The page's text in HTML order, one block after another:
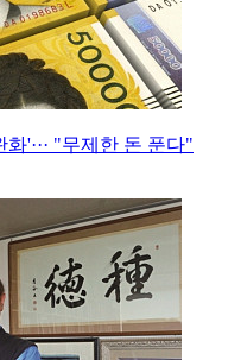
'··· "무제한 돈 푼다"